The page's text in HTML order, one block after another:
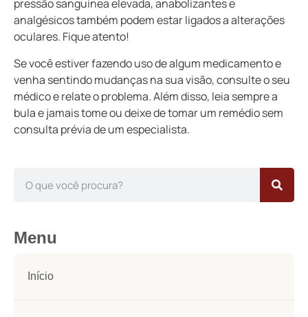
pressão sanguínea elevada, anabolizantes e
analgésicos também podem estar ligados a alterações
oculares. Fique atento!
Se você estiver fazendo uso de algum medicamento e
venha sentindo mudanças na sua visão, consulte o seu
médico e relate o problema. Além disso, leia sempre a
bula e jamais tome ou deixe de tomar um remédio sem
consulta prévia de um especialista.
Menu
Início